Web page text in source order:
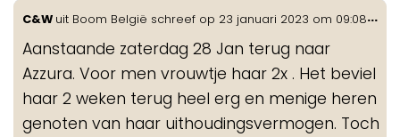
C&W uit Boom België schreef op 23 januari 2023 om 09:08
Aanstaande zaterdag 28 Jan terug naar
Azzura. Voor men vrouwtje haar 2x . Het beviel
haar 2 weken terug heel erg en menige heren
genoten van haar uithoudingsvermogen. Toch
...